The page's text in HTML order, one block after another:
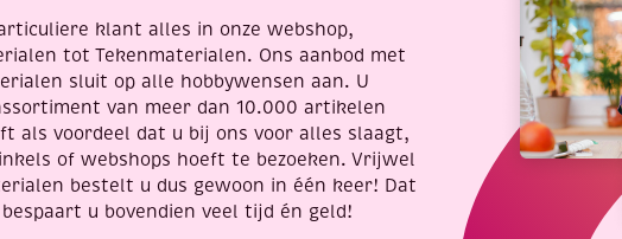
klant alles in onze webshop,
tot Tekenmaterialen. Ons aanbod met
sluit op alle hobbywensen aan. U
van meer dan 10.000 artikelen
als voordeel dat u bij ons voor alles slaagt,
of webshops hoeft te bezoeken. Vrijwel
bestelt u dus gewoon in één keer! Dat
u bovendien veel tijd én geld!